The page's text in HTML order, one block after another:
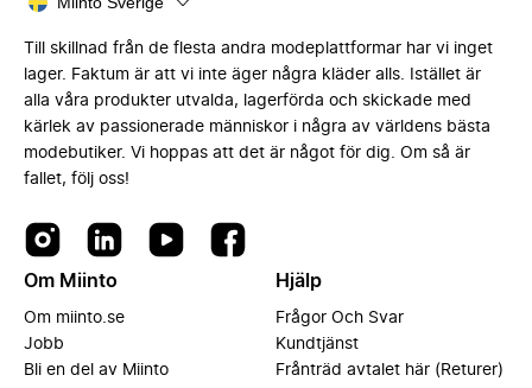
Till skillnad från de flesta andra modeplattformar har vi inget
lager. Faktum är att vi inte äger några kläder alls. Istället är
alla våra produkter utvalda, lagerförda och skickade med
kärlek av passionerade människor i några av världens bästa
modebutiker. Vi hoppas att det är något för dig. Om så är
fallet, följ oss!
Om Miinto
Om miinto.se
Jobb
Bli en del av Miinto
Hjälp
Frågor Och Svar
Kundtjänst
Frånträd avtalet här (Returer)